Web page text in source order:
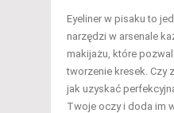
Eyeliner w pisaku to
narzędzi w arsenale
makijażu, które
tworzenie kresek. Czy
jak uzyskać
Twoje oczy i doda im